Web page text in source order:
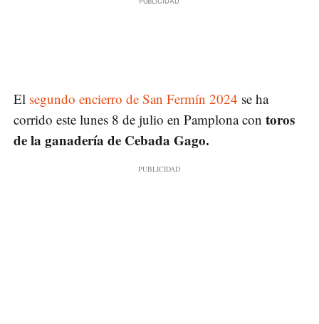
El segundo encierro de San Fermín 2024 se ha
corrido este lunes 8 de julio en Pamplona con toros
de la ganadería de Cebada Gago.